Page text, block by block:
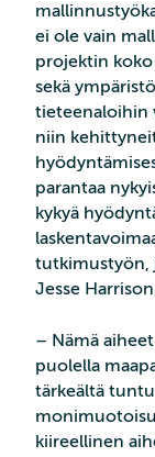
ei ole vain
projektin koko
sekä
tieteenaloihin
niin
parantaa
kykyä
tutkimustyön,
Jesse
– Nämä
puolella
tärkeältä
kiireellinen